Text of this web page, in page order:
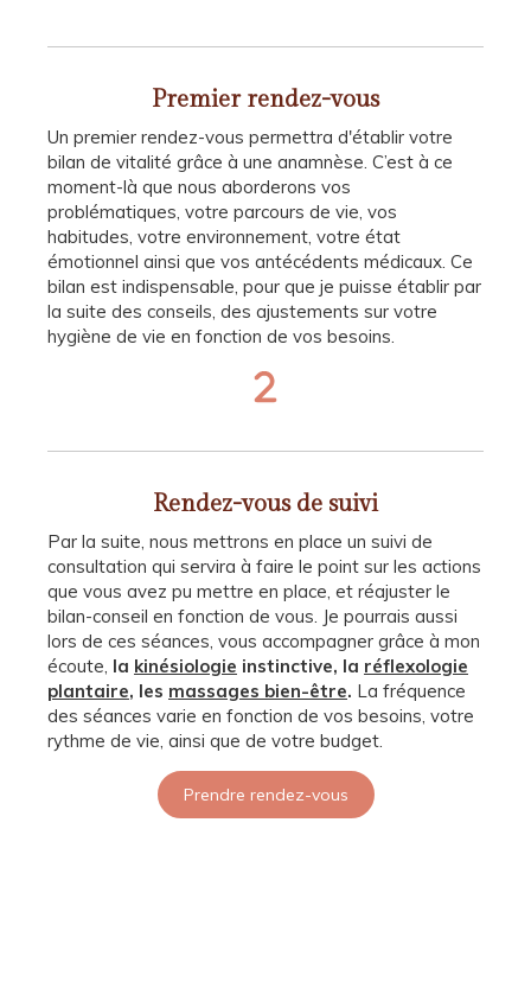
Premier rendez-vous
Un premier rendez-vous permettra d'établir votre
bilan de vitalité grâce à une anamnèse. C’est à ce
moment-là que nous aborderons vos
problématiques, votre parcours de vie, vos
habitudes, votre environnement, votre état
émotionnel ainsi que vos antécédents médicaux. Ce
bilan est indispensable, pour que je puisse établir par
la suite des conseils, des ajustements sur votre
hygiène de vie en fonction de vos besoins.
Rendez-vous de suivi
Par la suite, nous mettrons en place un suivi de
consultation qui servira à faire le point sur les actions
que vous avez pu mettre en place, et réajuster le
bilan-conseil en fonction de vous. Je pourrais aussi
lors de ces séances, vous accompagner grâce à mon
écoute, la kinésiologie instinctive, la réflexologie
plantaire, les massages bien-être. La fréquence
des séances varie en fonction de vos besoins, votre
rythme de vie, ainsi que de votre budget.
Prendre rendez-vous